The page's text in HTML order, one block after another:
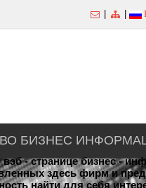
БИЗНЕС
- странице бизнес -
здесь фирм и
найти для себя